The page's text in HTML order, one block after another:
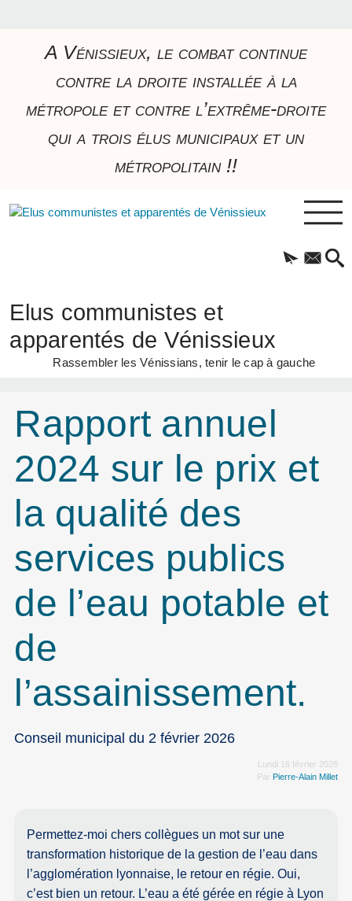
A Vénissieux, le combat continue
contre la droite installée à la
métropole et contre l’extrême-droite
qui a trois élus municipaux et un
métropolitain !!
Elus communistes et
apparentés de Vénissieux
Rassembler les Vénissians, tenir le cap à gauche
Rapport annuel
2024 sur le prix et
la qualité des
services publics
de l’eau potable et
de
l’assainissement.
Conseil municipal du 2 février 2026
Lundi 16 février 2026
Par Pierre-Alain Millet
Permettez-moi chers collègues un mot sur une
transformation historique de la gestion de l’eau dans
l’agglomération lyonnaise, le retour en régie. Oui,
c’est bien un retour. L’eau a été gérée en régie à Lyon